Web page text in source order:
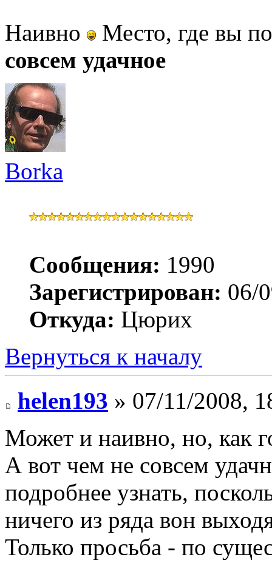
Наивно
Место, где вы
совсем удачное
Borka
Сообщения: 1990
Зарегистрирован: 06/
Откуда: Цюрих
Вернуться к началу
helen193 » 07/11/2008,
Может и наивно, но, как
А вот чем не совсем
подробнее узнать,
ничего из ряда вон
Только просьба - по